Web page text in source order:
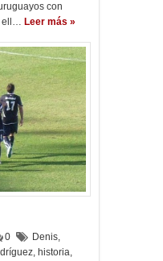
con
ell… Leer más »
0 Denis,
, historia,